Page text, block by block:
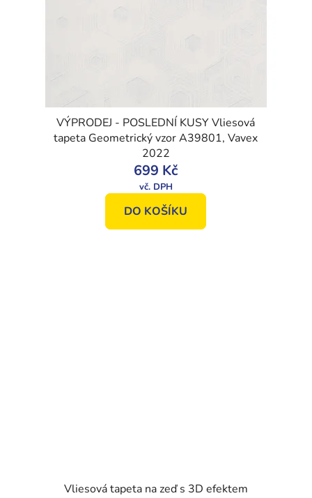
VÝPRODEJ - POSLEDNÍ KUSY Vliesová
tapeta Geometrický vzor A39801, Vavex
2022
699 Kč
DO KOŠÍKU
Vliesová tapeta na zeď s 3D efektem